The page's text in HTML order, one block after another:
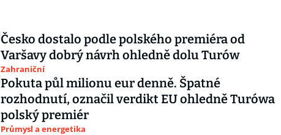
Česko dostalo podle polského premiéra od
Varšavy dobrý návrh ohledně dolu Turów
Zahraniční
Pokuta půl milionu eur denně. Špatné
rozhodnutí, označil verdikt EU ohledně Turówa
polský premiér
Průmysl a energetika